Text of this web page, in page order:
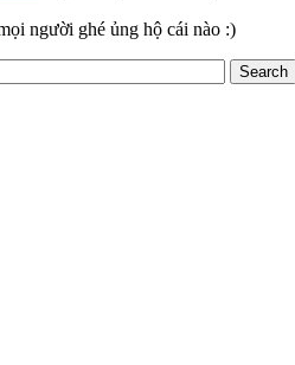
người ghé ủng hộ cái nào :)